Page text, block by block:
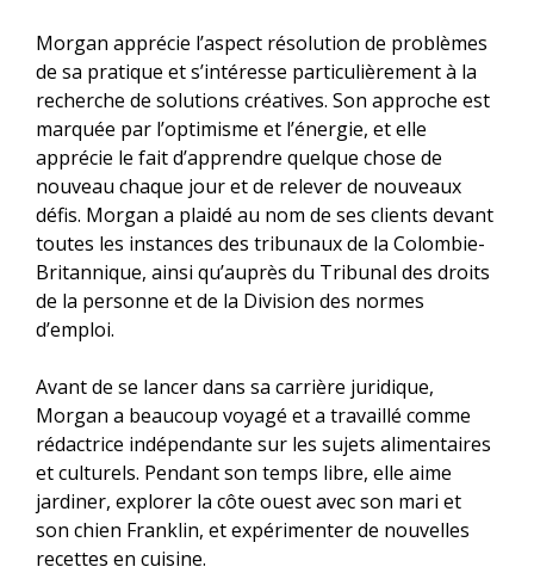
Morgan apprécie l’aspect résolution de problèmes
de sa pratique et s’intéresse particulièrement à la
recherche de solutions créatives. Son approche est
marquée par l’optimisme et l’énergie, et elle
apprécie le fait d’apprendre quelque chose de
nouveau chaque jour et de relever de nouveaux
défis. Morgan a plaidé au nom de ses clients devant
toutes les instances des tribunaux de la Colombie-
Britannique, ainsi qu’auprès du Tribunal des droits
de la personne et de la Division des normes
d’emploi.
Avant de se lancer dans sa carrière juridique,
Morgan a beaucoup voyagé et a travaillé comme
rédactrice indépendante sur les sujets alimentaires
et culturels. Pendant son temps libre, elle aime
jardiner, explorer la côte ouest avec son mari et
son chien Franklin, et expérimenter de nouvelles
recettes en cuisine.